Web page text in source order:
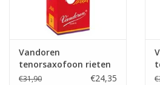
Vandoren
tenorsaxofoon rieten
Java Red
€31,90 €24,35